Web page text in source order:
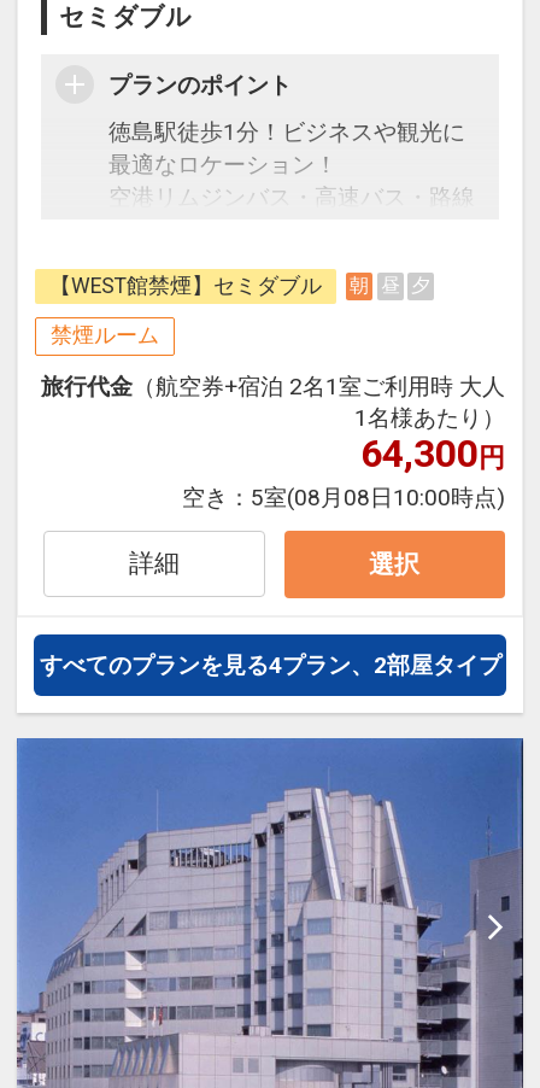
の温泉をお楽しみいただけます。
セミダブル
プランのポイント
徳島駅徒歩1分！ビジネスや観光に
最適なロケーション！
空港リムジンバス・高速バス・路線
セスの良い立地。
広くゆったりとした客室はすべての
客室にWi-Fi・有線LANを完備してお
り、お客様のビジネスシーンをサポ
ートいたします。
また、NETFLIXやYouTube対応のス
マートテレビ、サータ社のマットレ
スなどリラックスいただけるアイテ
最上階には天然温泉大浴場！
源泉100％！地下から湧き出る天然
【WEST館禁煙】セミダブル 朝 昼 夕
禁煙ルーム
旅行代金 （航空券+宿泊 2名1室ご利用時 大人
1名様あたり）
64,300円
空き： 5室(08月08日10:00時点)
詳細 選択
すべてのプランを見る4プラン、2部屋タイプ